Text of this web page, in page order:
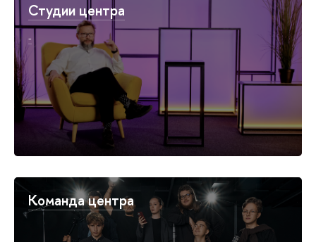
Студии центра
-
Команда центра